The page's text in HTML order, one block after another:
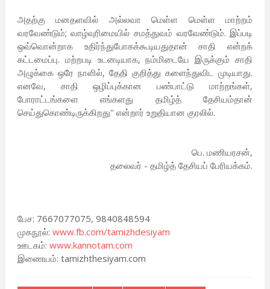
அதற்கு மனதளவில் அல்லவா மெள்ள மெள்ள மாற்றம்
வரவேண்டும்; வாழ்வுரிமையில் சமத்துவம் வரவேண்டும். இப்படி
ஒவ்வொன்றாக உதிர்ந்துபோகக்கூடியதுதான் சாதி என்றக்
கட்டமைப்பு. மற்றபடி உடனடியாக, நம்மிடையே இருக்கும் சாதி
அழுக்கை ஒரே நாளில், தேதி குறித்து களைந்துவிட முடியாது.
எனவே, சாதி ஒழிப்புக்கான பண்பாட்டு மாற்றங்கள்,
போராட்டங்களை எங்களது தமிழ்த் தேசியம்தான்
செய்துகொண்டிருக்கிறது'' என்றார் உறுதியான குரலில்.
பெ. மணியரசன்,
தலைவர் - தமிழ்த் தேசியப் பேரியக்கம்.
பேச: 7667077075, 9840848594
முகநூல்: www.fb.com/tamizhdesiyam
ஊடகம்: www.kannotam.com
இணையம்: tamizhthesiyam.com